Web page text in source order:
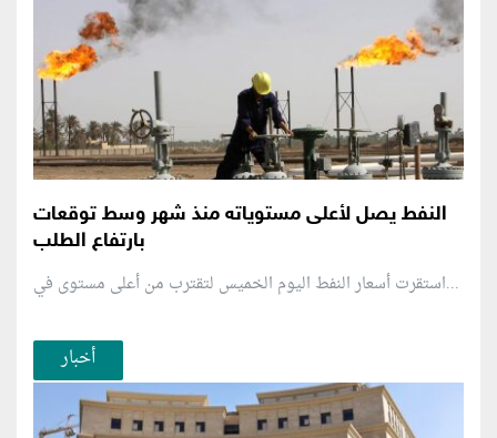
النفط يصل لأعلى مستوياته منذ شهر وسط توقعات
بارتفاع الطلب
استقرت أسعار النفط اليوم الخميس لتقترب من أعلى مستوى في...
أخبار